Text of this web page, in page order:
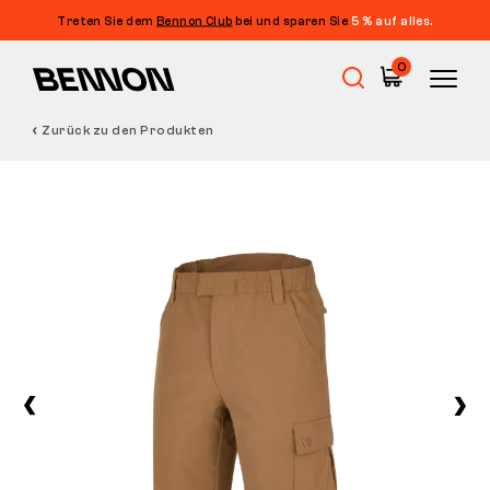
Treten Sie dem Bennon Club bei und sparen Sie 5 % auf alles.
0
Barfußschuhe
Zurück zu den Produkten